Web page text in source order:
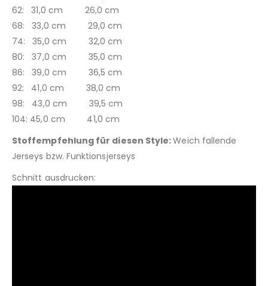
62: 31,0 cm 26,0 cm
68: 33,0 cm 29,0 cm
74: 35,0 cm 32,0 cm
80: 37,0 cm 35,0 cm
86: 39,0 cm 36,5 cm
92: 41,0 cm 38,0 cm
98: 43,0 cm 39,5 cm
104: 45,0 cm 41,0 cm
Stoffempfehlung für diesen Style:Weich fallende
Jerseys bzw. Funktionsjerseys
Schnitt ausdrucken: